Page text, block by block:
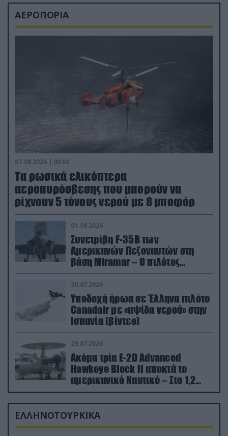
ΑΕΡΟΠΟΡΙΑ
07.08.2026 | 00:02
Τα ρωσικά ελικόπτερα
αεροπυρόσβεσης που μπορούν να
ρίχνουν 5 τόνους νερού με 8 μποφόρ
01.08.2026
Συνετρίβη F-35B των
Αμερικανών Πεζοναυτών στη
βάση Miramar – Ο πιλότος
εκτινάχθηκε εγκαίρως
30.07.2026
Υποδοχή ήρωα σε Έλληνα πιλότο
Canadair με «αψίδα νερού» στην
Ισπανία (βίντεο)
29.07.2026
Ακόμα τρία E-2D Advanced
Hawkeye Block II αποκτά το
αμερικανικό Ναυτικό – Στο 1,2
δισ.δολάρια το κόστος
ΕΛΛΗΝΟΤΟΥΡΚΙΚΑ